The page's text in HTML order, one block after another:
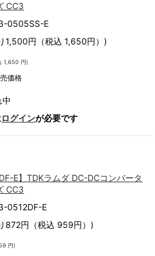
CC3
0505SS-E
1,500円（税込 1,650円）)
1,650 円)
価格
中
ログインが必要です
E】TDKラムダ DC-DCコンバータ
CC3
0512DF-E
872円（税込 959円）)
円)